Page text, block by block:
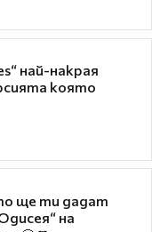
най-накрая
която
ще ти дадат
на